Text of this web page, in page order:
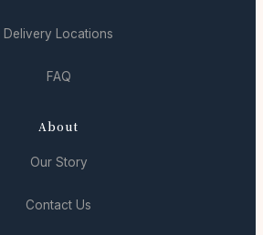
Delivery Locations
FAQ
About
Our Story
Contact Us